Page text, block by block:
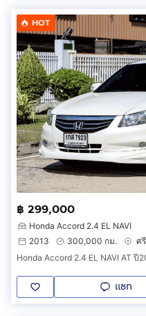
HOT
฿ 299,000
Honda Accord 2.4 EL NAVI
2013
300,000 กม.
ศ
แชท